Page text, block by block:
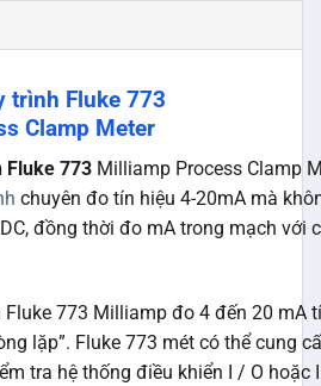
trình Fluke 773
Clamp Meter
Fluke 773 Milliamp Process Clamp
chuyên đo tín hiệu 4-20mA mà
đồng thời đo mA trong mạch với
773 Milliamp đo 4 đến 20 mA
lặp”. Fluke 773 mét có thể cung
tra hệ thống điều khiển I / O hoặc